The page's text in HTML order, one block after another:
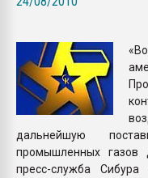
дальнейшую
промышленных газов
пресс-служба